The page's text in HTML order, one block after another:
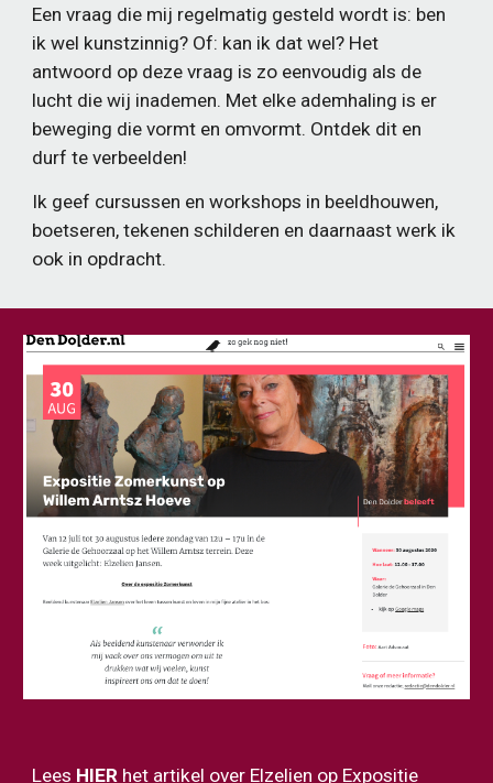
Een vraag die mij regelmatig gesteld wordt is: ben
ik wel kunstzinnig? Of: kan ik dat wel? Het
antwoord op deze vraag is zo eenvoudig als de
lucht die wij inademen. Met elke ademhaling is er
beweging die vormt en omvormt. Ontdek dit en
durf te verbeelden!
Ik geef cursussen en workshops in beeldhouwen,
boetseren, tekenen schilderen en daarnaast werk ik
ook in opdracht.
Lees HIER het artikel over Elzelien op Expositie